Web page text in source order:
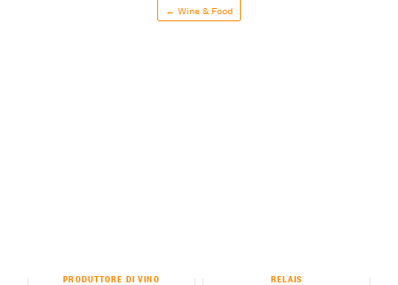
← Wine & Food
PRODUTTORE DI VINO RELAIS